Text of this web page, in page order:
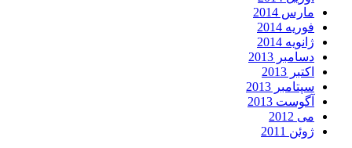
مارس 2014
فوریه 2014
ژانویه 2014
دسامبر 2013
اکتبر 2013
سپتامبر 2013
آگوست 2013
می 2012
ژوئن 2011